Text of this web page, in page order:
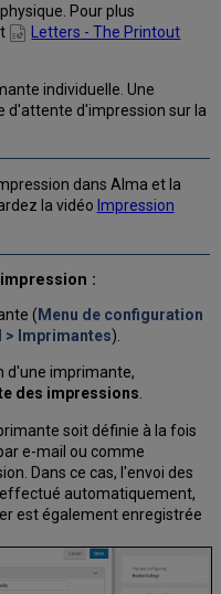
Pour plus
Letters - The Printout
individuelle. Une
d'attente d'impression sur la
dans Alma et la
la vidéo Impression
:
( Menu de configuration
> Imprimantes).
d'une imprimante,
des impressions.
soit définie à la fois
e-mail ou comme
Dans ce cas, l'envoi des
automatiquement,
est également enregistrée